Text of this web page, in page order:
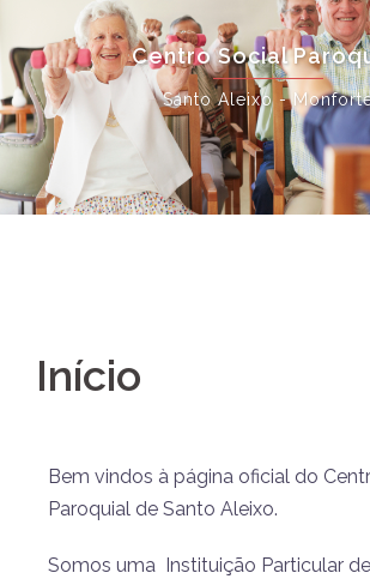
Centro Social
Santo Aleixo -
Início
Bem vindos à página oficial do
Paroquial de Santo Aleixo.
Somos uma Instituição Particular de